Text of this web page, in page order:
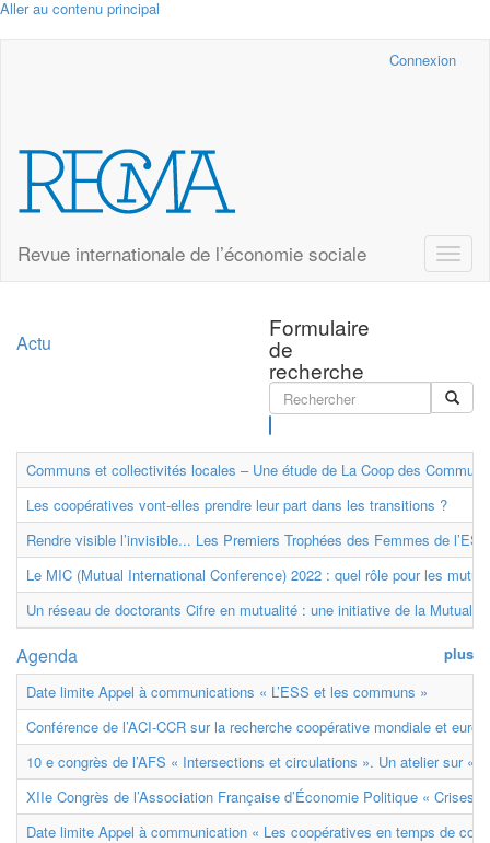
Aller au contenu principal
Connexion
Revue internationale de l’économie sociale
Toggle
Formulaire
de
recherche
Actu
Communs et collectivités locales – Une étude de La Coop des
Les coopératives vont-elles prendre leur part dans les transitions ?
Rendre visible l’invisible... Les Premiers Trophées des Femmes de
Le MIC (Mutual International Conference) 2022 : quel rôle pour les
Un réseau de doctorants Cifre en mutualité : une initiative de la
plus
Agenda
Date limite Appel à communications « L’ESS et les communs »
Conférence de l’ACI-CCR sur la recherche coopérative mondiale et
10 e congrès de l’AFS « Intersections et circulations ». Un atelier sur «
XIIe Congrès de l’Association Française d’Économie Politique « Crises
Date limite Appel à communication « Les coopératives en temps de